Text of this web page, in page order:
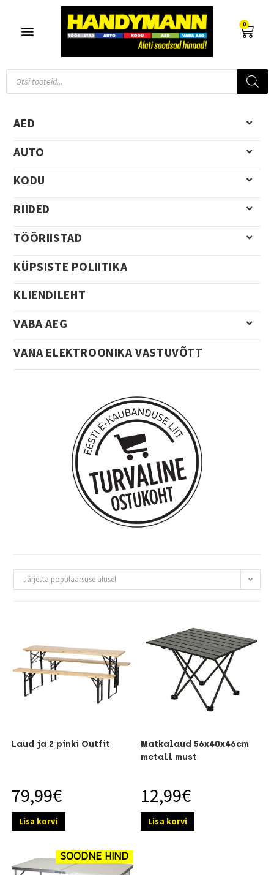
0
Järjesta populaarsuse alusel
Laud ja 2 pinki Outfit
79,99€
Lisa korvi
Matkalaud 56x40x46cm
metall must
12,99€
Lisa korvi
SOODNE HIND
AED
AUTO
KODU
RIIDED
TÖÖRIISTAD
KÜPSISTE POLIITIKA
KLIENDILEHT
VABA AEG
VANA ELEKTROONIKA VASTUVÕTT